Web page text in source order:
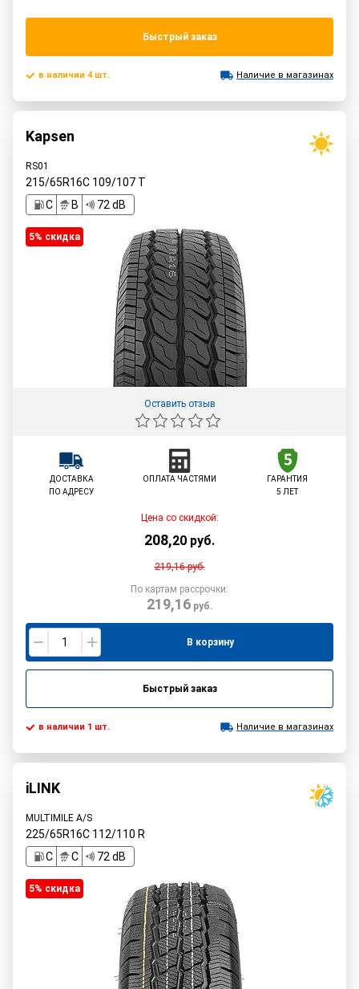
Быстрый заказ
в наличии 4 шт. Наличие в магазинах
Kapsen
RS01
215/65R16C 109/107 T
C
B 72 dB
5% cкидка
Оставить отзыв
ДОСТАВКА
ПО АДРЕСУ
ОПЛАТА ЧАСТЯМИ
ГАРАНТИЯ
5 ЛЕТ
Цена со скидкой:
208,20 руб.
219,16руб.
По картам рассрочки:
219,16руб.
В корзину
Быстрый заказ
в наличии 1 шт. Наличие в магазинах
iLINK
MULTIMILE A/S
225/65R16C 112/110 R
C
C 72 dB
5% cкидка